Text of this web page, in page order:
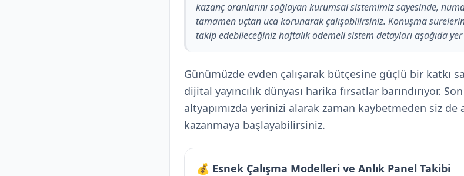
kazanç oranlarını sağlayan kurumsal sistemimiz sayesinde,
tamamen uçtan uca korunarak çalışabilirsiniz. Konuşma
takip edebileceğiniz haftalık ödemeli sistem detayları aşağıda
Günümüzde evden çalışarak bütçesine güçlü bir katkı
dijital yayıncılık dünyası harika fırsatlar barındırıyor.
altyapımızda yerinizi alarak zaman kaybetmeden siz de
kazanmaya başlayabilirsiniz.
💰 Esnek Çalışma Modelleri ve Anlık Panel Takibi